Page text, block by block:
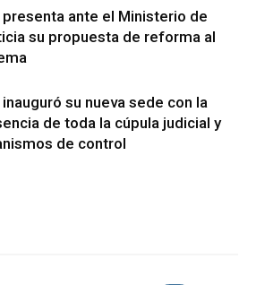
presenta ante el Ministerio de
su propuesta de reforma al
inauguró su nueva sede con la
de toda la cúpula judicial y
de control